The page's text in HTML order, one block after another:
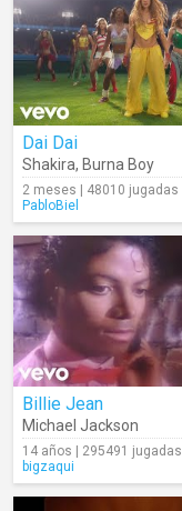
Dai Dai
Shakira, Burna Boy
2 meses | 48010 jugadas
PabloBiel
Billie Jean
Michael Jackson
14 años | 295491 jugadas
bigzaqui